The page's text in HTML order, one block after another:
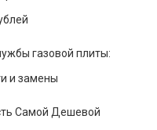
газовой плиты:
и замены
Самой Дешевой